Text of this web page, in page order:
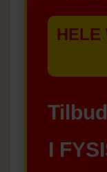
HELE
I